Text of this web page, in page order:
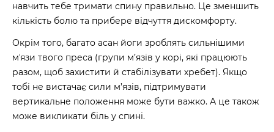
навчить тебе тримати спину правильно. Це зменшить
кількість болю та прибере відчуття дискомфорту.
Окрім того, багато асан йоги зроблять сильнішими
мʼязи твого преса (групи м’язів у корі, які працюють
разом, щоб захистити й стабілізувати хребет). Якщо
тобі не вистачає сили м’язів, підтримувати
вертикальне положення може бути важко. А це також
може викликати біль у спині.